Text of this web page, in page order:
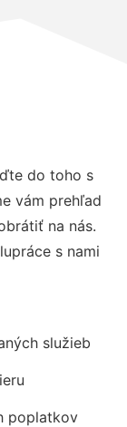
do toho s
vám prehľad
na nás.
s nami
služieb
poplatkov